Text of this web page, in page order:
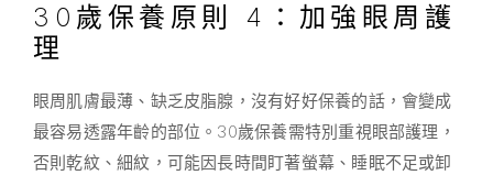
30歲保養原則 4：加強眼周護
理
眼周肌膚最薄、缺乏皮脂腺，沒有好好保養的話，會變成
最容易透露年齡的部位。30歲保養需特別重視眼部護理，
否則乾紋、細紋，可能因長時間盯著螢幕、睡眠不足或卸